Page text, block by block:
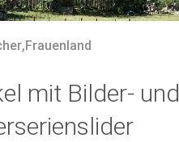
,Frauenland
mit Bilder- und